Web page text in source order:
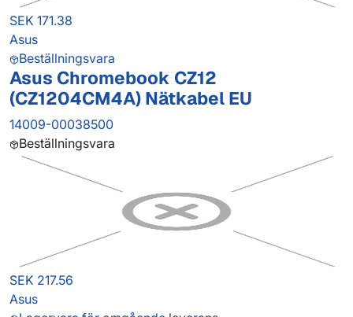
SEK 171.38
Asus
Beställningsvara
Asus Chromebook CZ12
(CZ1204CM4A) Nätkabel EU
14009-00038500
Beställningsvara
SEK 217.56
Asus